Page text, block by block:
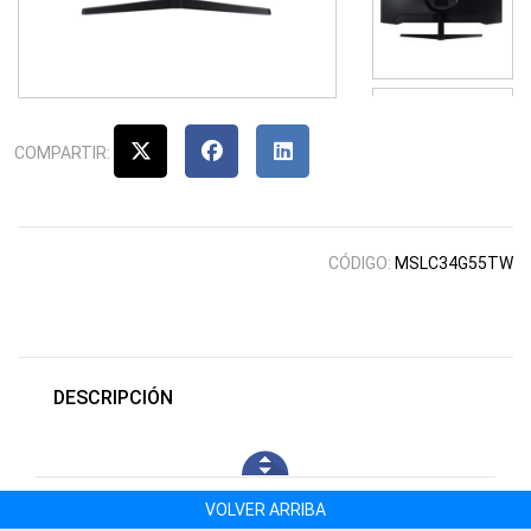
COMPARTIR:
CÓDIGO: MSLC34G55TW
DESCRIPCIÓN
VOLVER ARRIBA